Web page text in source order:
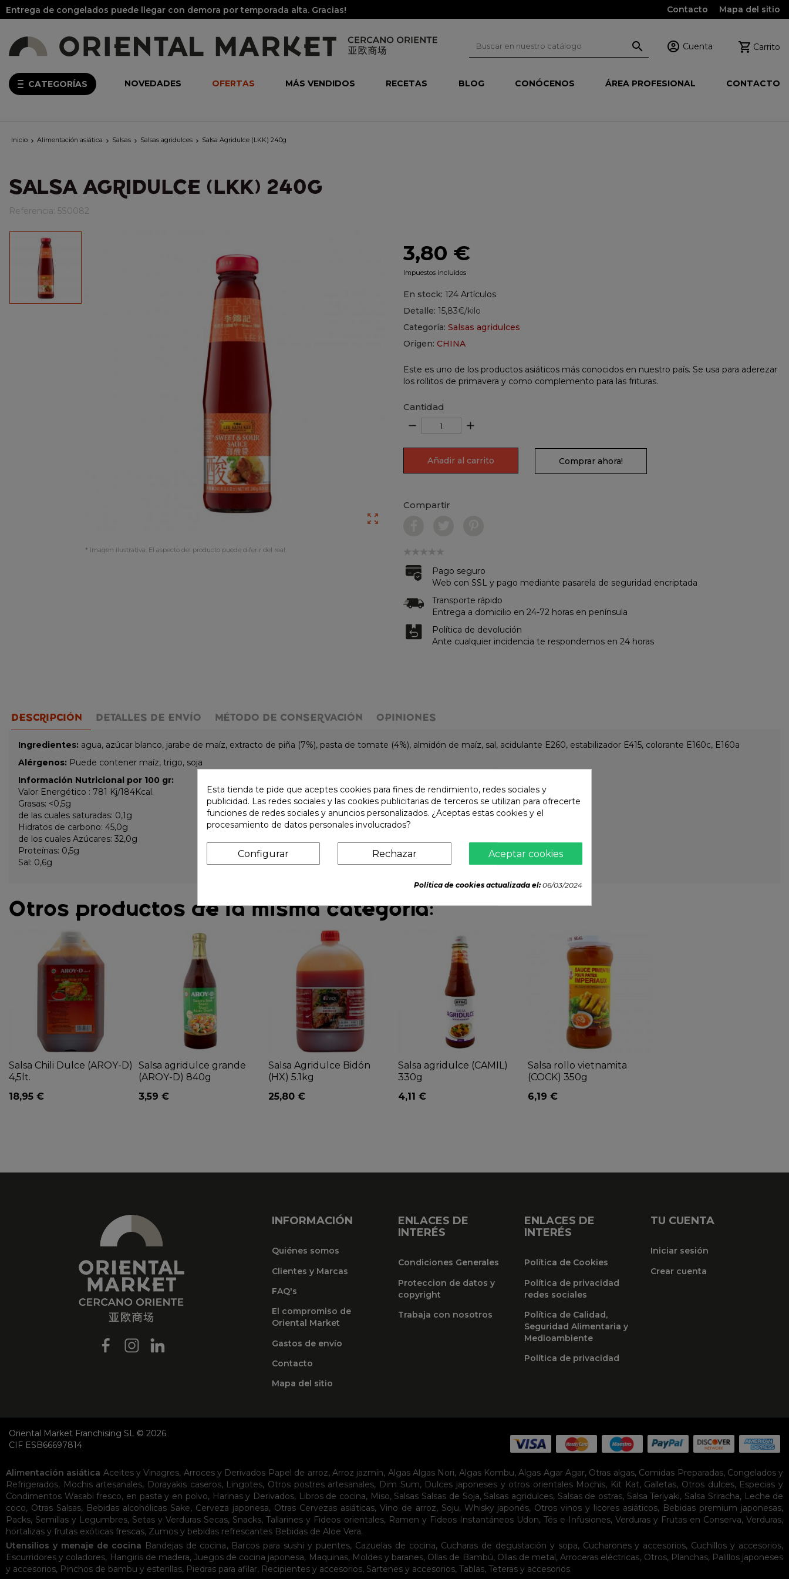
Entrega de congelados puede llegar con demora por temporada alta. Gracias! Contacto Mapa del sitio
  Cuenta  Carrito
CATEGORÍAS NOVEDADES OFERTAS MÁS VENDIDOS RECETAS BLOG CONÓCENOS ÁREA PROFESIONAL CONTACTO
Inicio  Alimentación asiática  Salsas  Salsas agridulces  Salsa Agridulce (LKK) 240g
SALSA AGRIDULCE (LKK) 240G
Referencia: 5S0082

* Imagen ilustrativa. El aspecto del producto puede diferir del real.
3,80 €
Impuestos incluidos
En stock: 124 Artículos
Detalle: 15,83€/kilo
Categoría: Salsas agridulces
Origen: CHINA
Este es uno de los productos asiáticos más conocidos en nuestro país. Se usa para aderezar
los rollitos de primavera y como complemento para las frituras.
Cantidad
remove add
Añadir al carrito Comprar ahora!
Compartir
Pago seguro
Web con SSL y pago mediante pasarela de seguridad encriptada
Transporte rápido
Entrega a domicilio en 24-72 horas en península
Política de devolución
Ante cualquier incidencia te respondemos en 24 horas
DESCRIPCIÓN DETALLES DE ENVÍO MÉTODO DE CONSERVACIÓN OPINIONES
Ingredientes: agua, azúcar blanco, jarabe de maíz, extracto de piña (7%), pasta de tomate (4%), almidón de maíz, sal, acidulante E260, estabilizador E415, colorante E160c, E160a
Alérgenos: Puede contener maíz, trigo, soja
Información Nutricional por 100 gr:
Valor Energético : 781 Kj/184Kcal.
Grasas: <0,5g
de las cuales saturadas: 0,1g
Hidratos de carbono: 45,0g
de los cuales Azúcares: 32,0g
Proteínas: 0,5g
Sal: 0,6g
Otros productos de la misma categoría:
Salsa Chili Dulce (AROY-D)
4,5lt.
18,95 €
Salsa agridulce grande
(AROY-D) 840g
3,59 €
Salsa Agridulce Bidón
(HX) 5.1kg
25,80 €
Salsa agridulce (CAMIL)
330g
4,11 €
Salsa rollo vietnamita
(COCK) 350g
6,19 €
INFORMACIÓN
Quiénes somos
Clientes y Marcas
FAQ's
El compromiso de
Oriental Market
Gastos de envío
Contacto
Mapa del sitio
ENLACES DE
INTERÉS
Condiciones Generales
Proteccion de datos y
copyright
Trabaja con nosotros
ENLACES DE
INTERÉS
Política de Cookies
Política de privacidad
redes sociales
Política de Calidad,
Seguridad Alimentaria y
Medioambiente
Política de privacidad
TU CUENTA
Iniciar sesión
Crear cuenta
Oriental Market Franchising SL © 2026
CIF ESB66697814
Alimentación asiática Aceites y Vinagres, Arroces y Derivados Papel de arroz, Arroz jazmín, Algas Algas Nori, Algas Kombu,Algas Agar Agar, Otras algas, Comidas Preparadas, Congelados y
Refrigerados, Mochis artesanales, Dorayakis caseros, Lingotes, Otros postres artesanales, Dim Sum, Dulces japoneses y otros orientales Mochis, Kit Kat, Galletas, Otros dulces, Especias y
Condimentos Wasabi fresco, en pasta y en polvo, Harinas y Derivados, Libros de cocina, Miso, Salsas Salsas de Soja, Salsas agridulces, Salsas de ostras, Salsa Teriyaki, Salsa Sriracha, Leche de
coco, Otras Salsas, Bebidas alcohólicas Sake, Cerveza japonesa, Otras Cervezas asiáticas, Vino de arroz, Soju, Whisky japonés, Otros vinos y licores asiáticos, Bebidas premium japonesas,
Packs, Semillas y Legumbres, Setas y Verduras Secas, Snacks,Tallarines y Fideos orientales, Ramen y Fideos Instantáneos Udon, Tés e Infusiones, Verduras y Frutas en Conserva,Verduras,
hortalizas y frutas exóticas frescas, Zumos y bebidas refrescantes Bebidas de Aloe Vera.
Utensilios y menaje de cocina Bandejas de cocina, Barcos para sushi y puentes, Cazuelas de cocina, Cucharas de degustación y sopa, Cucharones y accesorios, Cuchillos y accesorios,
Escurridores y coladores, Hangiris de madera, Juegos de cocina japonesa, Maquinas, Moldes y baranes, Ollas de Bambú, Ollas de metal,Arroceras eléctricas, Otros, Planchas, Palillos japoneses
y accesorios, Pinchos de bambu y esterillas, Piedras para afilar, Recipientes y accesorios, Sartenes y accesorios, Tablas, Teteras y accesorios.
Esta tienda te pide que aceptes cookies para fines de rendimiento, redes sociales y
publicidad. Las redes sociales y las cookies publicitarias de terceros se utilizan para ofrecerte
funciones de redes sociales y anuncios personalizados. ¿Aceptas estas cookies y el
procesamiento de datos personales involucrados?
Aceptar cookies
Rechazar
Configurar
Política de cookies actualizada el:06/03/2024